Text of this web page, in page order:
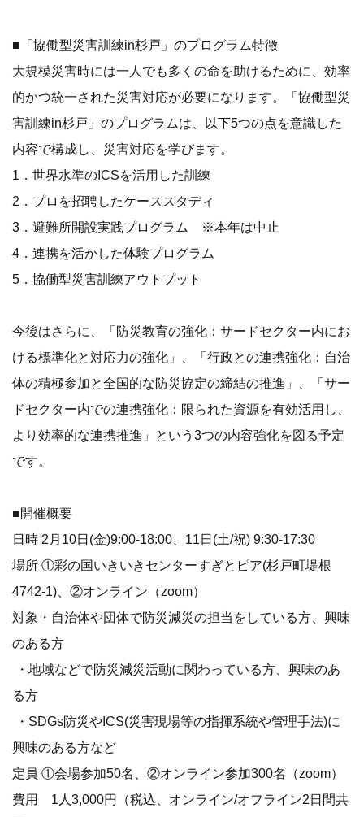
■「協働型災害訓練in杉戸」のプログラム特徴
大規模災害時には一人でも多くの命を助けるために、効率
的かつ統一された災害対応が必要になります。「協働型災
害訓練in杉戸」のプログラムは、以下5つの点を意識した
内容で構成し、災害対応を学びます。
1．世界水準のICSを活用した訓練
2．プロを招聘したケーススタディ
3．避難所開設実践プログラム ※本年は中止
4．連携を活かした体験プログラム
5．協働型災害訓練アウトプット
今後はさらに、「防災教育の強化：サードセクター内にお
ける標準化と対応力の強化」、「行政との連携強化：自治
体の積極参加と全国的な防災協定の締結の推進」、「サー
ドセクター内での連携強化：限られた資源を有効活用し、
より効率的な連携推進」という3つの内容強化を図る予定
です。
■開催概要
日時 2月10日(金)9:00-18:00、11日(土/祝) 9:30-17:30
場所 ①彩の国いきいきセンターすぎとピア(杉戸町堤根
4742-1)、②オンライン（zoom）
対象・自治体や団体で防災減災の担当をしている方、興味
のある方
・地域などで防災減災活動に関わっている方、興味のあ
る方
・SDGs防災やICS(災害現場等の指揮系統や管理手法)に
興味のある方など
定員 ①会場参加50名、②オンライン参加300名（zoom）
費用 1人3,000円（税込、オンライン/オフライン2日間共